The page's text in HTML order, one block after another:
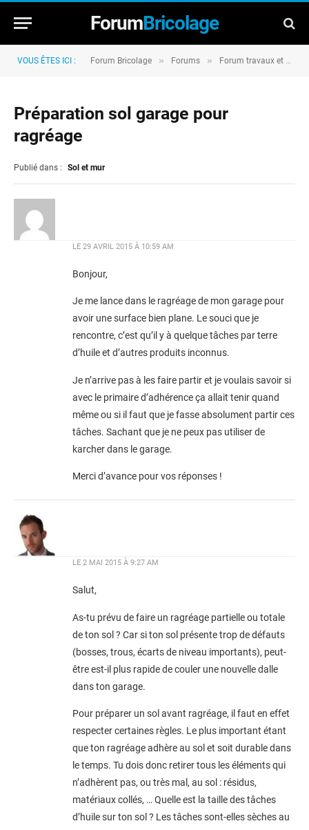
ForumBricolage
VOUS ÊTES ICI : Forum Bricolage » Forums » Forum travaux et rénovation
Préparation sol garage pour
ragréage
Publié dans : Sol et mur
LE 29 AVRIL 2015 À 10:59 AM
Bonjour,
Je me lance dans le ragréage de mon garage pour
avoir une surface bien plane. Le souci que je
rencontre, c’est qu’il y à quelque tâches par terre
d’huile et d’autres produits inconnus.
Je n’arrive pas à les faire partir et je voulais savoir si
avec le primaire d’adhérence ça allait tenir quand
même ou si il faut que je fasse absolument partir ces
tâches. Sachant que je ne peux pas utiliser de
karcher dans le garage.
Merci d’avance pour vos réponses !
LE 2 MAI 2015 À 9:27 AM
Salut,
As-tu prévu de faire un ragréage partielle ou totale
de ton sol ? Car si ton sol présente trop de défauts
(bosses, trous, écarts de niveau importants), peut-
être est-il plus rapide de couler une nouvelle dalle
dans ton garage.
Pour préparer un sol avant ragréage, il faut en effet
respecter certaines règles. Le plus important étant
que ton ragréage adhère au sol et soit durable dans
le temps. Tu dois donc retirer tous les éléments qui
n’adhèrent pas, ou très mal, au sol : résidus,
matériaux collés, … Quelle est la taille des tâches
d’huile sur ton sol ? Les tâches sont-elles sèches au